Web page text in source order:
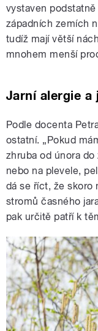
vystaven
západních zemích
tudíž mají větší
mnohem menší
Jarní alergie a
Podle docenta
ostatní. „Pokud
zhruba od února do
nebo na plevele,
dá se říct, že skoro
stromů časného
pak určitě patří k